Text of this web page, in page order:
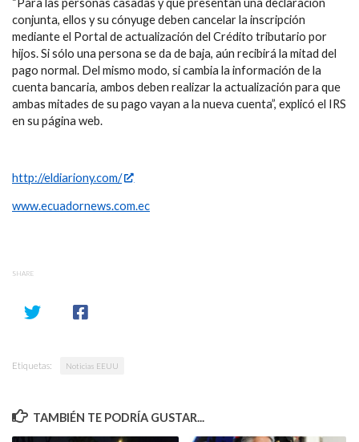
conjunta, ellos y su cónyuge deben cancelar la inscripción
mediante el Portal de actualización del Crédito tributario por
hijos. Si sólo una persona se da de baja, aún recibirá la mitad del
pago normal. Del mismo modo, si cambia la información de la
cuenta bancaria, ambos deben realizar la actualización para que
ambas mitades de su pago vayan a la nueva cuenta”, explicó el IRS
en su página web.
http://eldiariony.com/
www.ecuadornews.com.ec
SHARE
Etiquetas: Noticias EEUU
TAMBIÉN TE PODRÍA GUSTAR...